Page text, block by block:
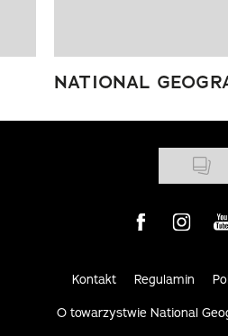
NATIONAL
Visit us onVisit us
Kontakt Regulamin
O towarzystwie National